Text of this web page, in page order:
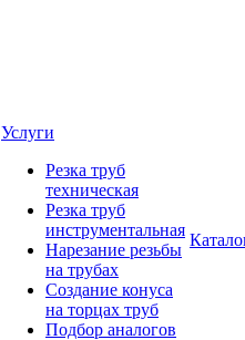
Услуги
Резка труб
техническая
Резка труб
инструментальная
Нарезание резьбы
на трубах
Создание конуса
на торцах труб
Подбор аналогов